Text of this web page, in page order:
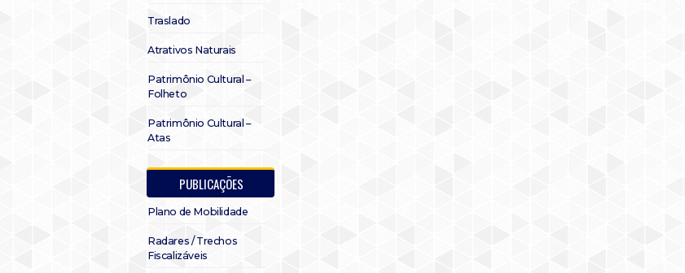
Traslado
Atrativos Naturais
Patrimônio Cultural –
Folheto
Patrimônio Cultural –
Atas
PUBLICAÇÕES
Plano de Mobilidade
Radares / Trechos
Fiscalizáveis